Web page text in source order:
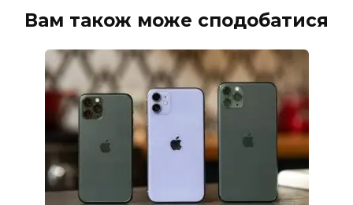
Вам також може сподобатися